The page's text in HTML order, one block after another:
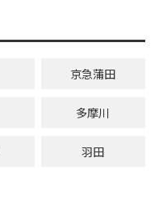
京急蒲田
多摩川
羽田